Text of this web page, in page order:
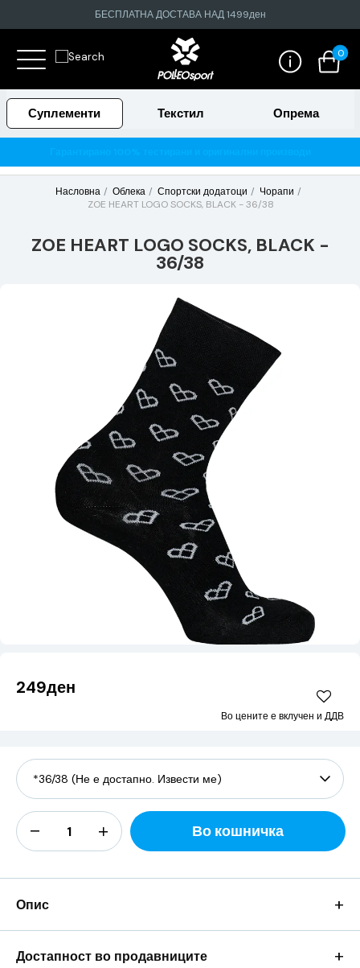
БЕСПЛАТНА ДОСТАВА НАД 1499ден
0
Суплементи Текстил Опрема
Насловна Облека Спортски додатоци
Чорапи
ZOE HEART LOGO SOCKS, BLACK - 36/38
ZOE HEART LOGO SOCKS, BLACK -
36/38
249ден
Во цените е вклучен и ДДВ
Во кошничка
Опис +
Достапност во продавниците +